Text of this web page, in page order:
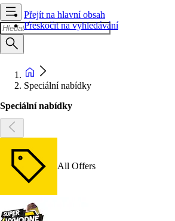
Přejít na hlavní obsah
Přeskočit na vyhledávání
Speciální nabídky
Speciální nabídky
All Offers